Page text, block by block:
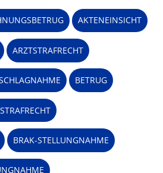
AKTENEINSICHT
ARZTSTRAFRECHT
BETRUG
BRAK-STELLUNGNAHME